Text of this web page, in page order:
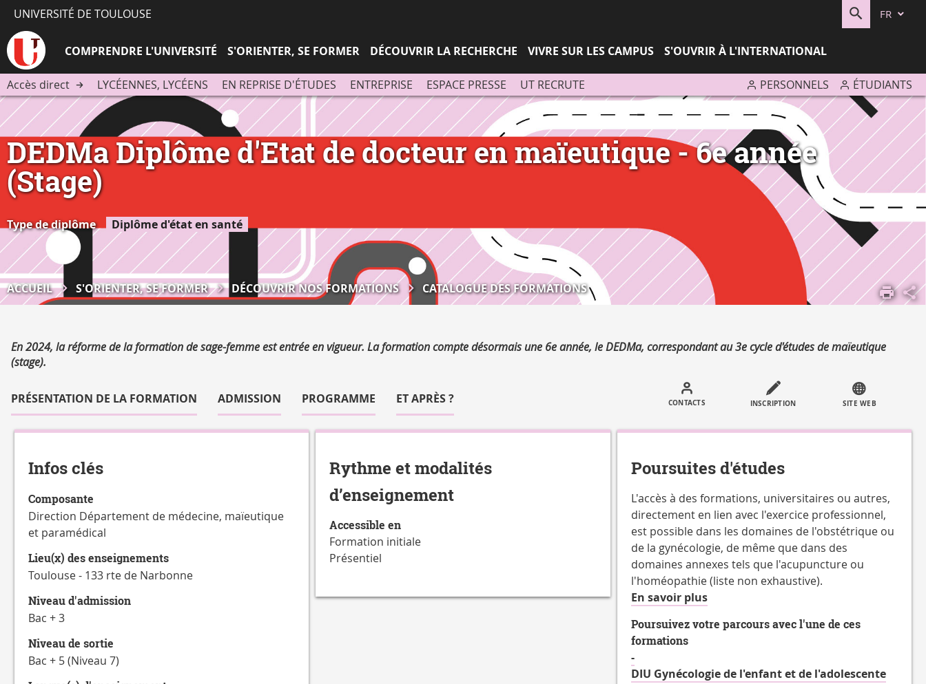
UNIVERSITÉ DE TOULOUSE FR
COMPRENDRE L'UNIVERSITÉ S'ORIENTER, SE FORMER DÉCOUVRIR LA RECHERCHE VIVRE SUR LES CAMPUS S'OUVRIR À L'INTERNATIONAL
Accès direct LYCÉENNES, LYCÉENS EN REPRISE D'ÉTUDES ENTREPRISE ESPACE PRESSE UT RECRUTE PERSONNELS ÉTUDIANTS
DEDMa Diplôme d'Etat de docteur en maïeutique - 6e année
(Stage)
Type de diplôme Diplôme d'état en santé
ACCUEIL S'ORIENTER, SE FORMER DÉCOUVRIR NOS FORMATIONS CATALOGUE DES FORMATIONS
Résumé
En 2024, la réforme de la formation de sage-femme est entrée en vigueur. La formation compte désormais une 6e année, le DEDMa, correspondant au 3e cycle d'études de maïeutique
(stage).
Accéder
aux
sections
de
fiche
PRÉSENTATION DE LA FORMATION ADMISSION PROGRAMME ET APRÈS ? CONTACTS INSCRIPTION SITE WEB
Détails
Infos clés
Composante
Direction Département de médecine, maïeutique
et paramédical
Lieu(x) des enseignements
Toulouse - 133 rte de Narbonne
Niveau d'admission
Bac + 3
Niveau de sortie
Bac + 5 (Niveau 7)
Rythme et modalités
d’enseignement
Accessible en
Formation initiale
Présentiel
Poursuites d'études
L'accès à des formations, universitaires ou autres,
directement en lien avec l'exercice professionnel,
est possible dans les domaines de l'obstétrique ou
de la gynécologie, de même que dans des
domaines annexes tels que l'acupuncture ou
l'homéopathie (liste non exhaustive).
En savoir plusà
de
de
Poursuivez votre parcours avec l'une de ces
formations
-
DIU Gynécologie de l'enfant et de l'adolescente